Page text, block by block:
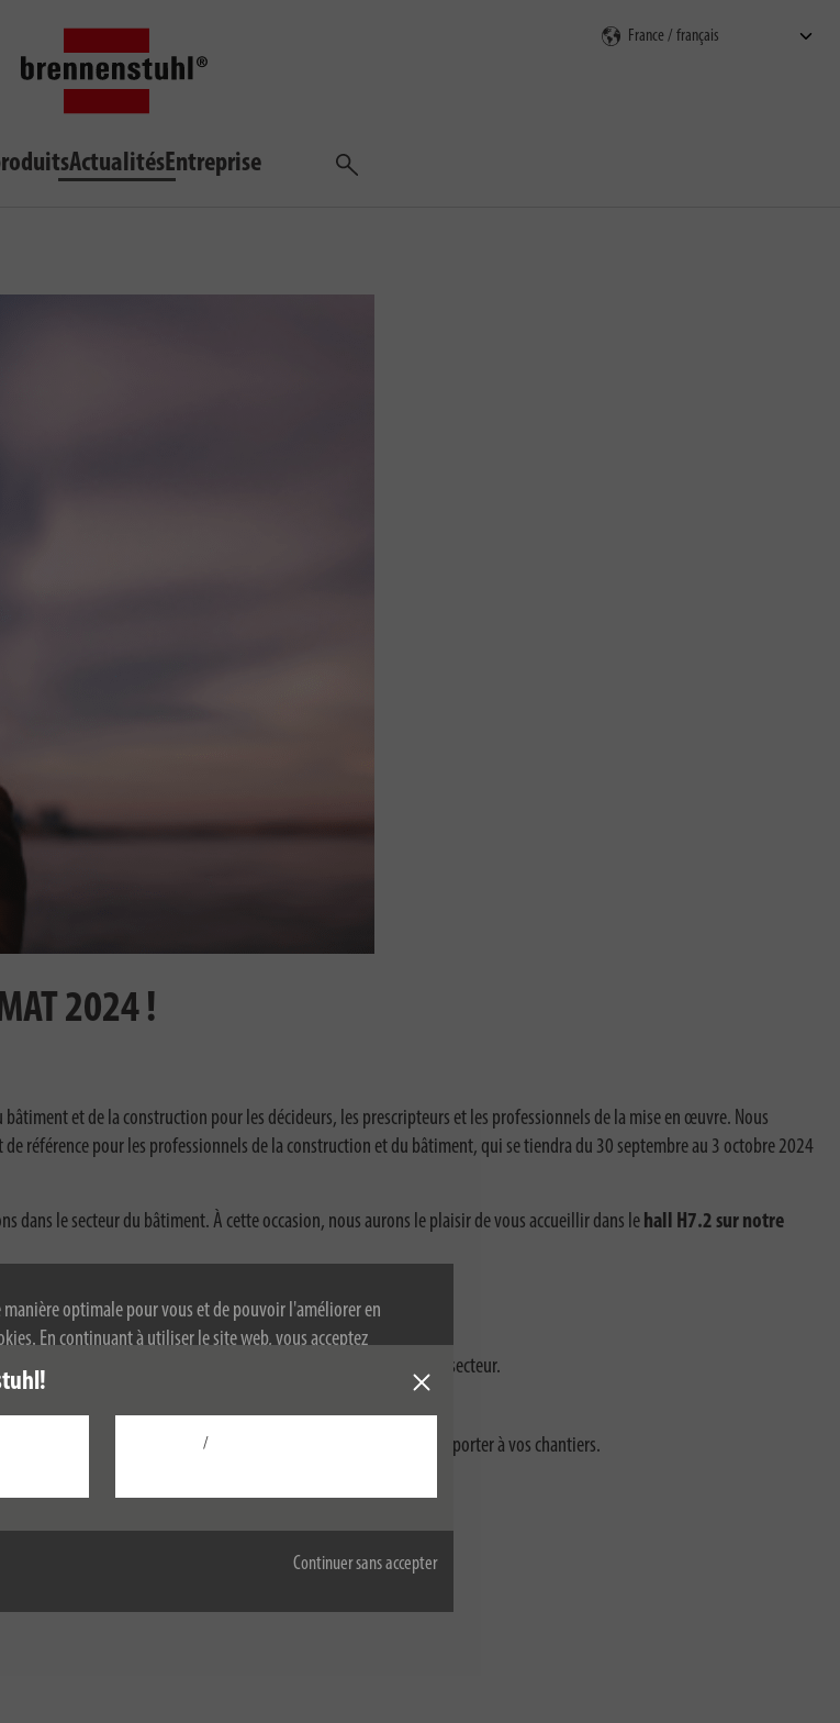
optimale pour vous et de pouvoir l'améliorer en
En continuant à utiliser le site web, vous acceptez
sur les cookies, veuillez consulter notre politique
Accepter tout
Continuer sans accepter
/
ActualitésEntreprise
Rechercher
2024 !
et de la construction pour les décideurs, les prescripteurs et les professionnels de la mise en œuvre. Nous
référence pour les professionnels de la construction et du bâtiment, qui se tiendra du 30 septembre au 3 octobre 2024
dans le secteur du bâtiment. À cette occasion, nous aurons le plaisir de vous accueillir dans le hall H7.2 sur notre
solutions spécialement conçues pour répondre aux exigences du secteur.
répondre à vos questions et vous conseiller dans vos projets.
toutes les fonctionnalités et les avantages qu’ils peuvent apporter à vos chantiers.
peut vous offrir.